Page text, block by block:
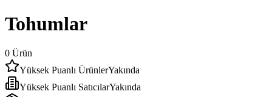
Tohumlar
0 Ürün
Yüksek Puanlı ÜrünlerYakında
Yüksek Puanlı SatıcılarYakında